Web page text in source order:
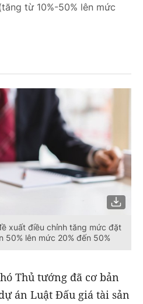
từ 10%-50% lên mức
xuất điều chỉnh tăng mức đặt
50% lên mức 20% đến 50%
Thủ tướng đã cơ bản
án Luật Đấu giá tài sản